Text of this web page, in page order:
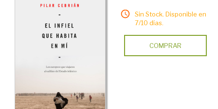
Sin Stock. Disponible en
7/10 días.
COMPRAR